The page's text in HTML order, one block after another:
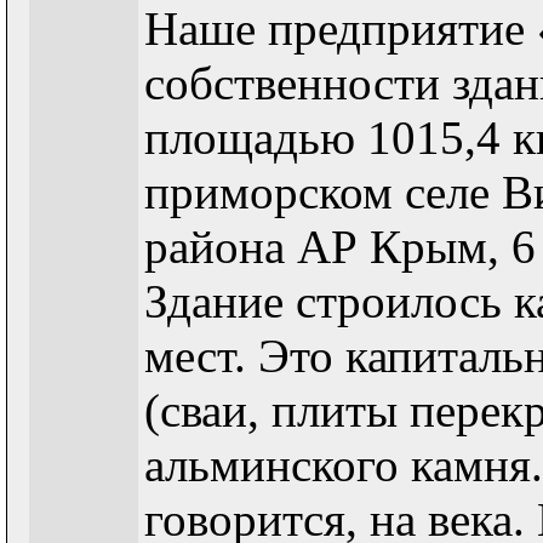
Наше предприятие
собственности
площадью 1015,4
приморском селе
района АР Крым, 6
Здание строилось
мест. Это
(сваи, плиты
альминского
говорится, на